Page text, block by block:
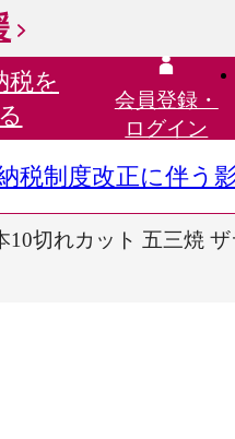
税を
会員登録・
ログイン
税制度改正に伴う
切れカット 五三焼